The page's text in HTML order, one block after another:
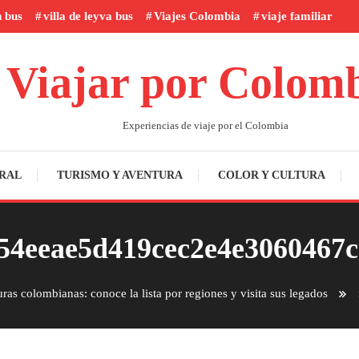
bus villa de leyva bus Viajes Colombia viaje familiar
Viajar por
Experiencias de viaje por el Colombia
TURISMO Y AVENTURA COLOR Y CULTURA
colombianas: conoce la lista por regiones y visita sus legados